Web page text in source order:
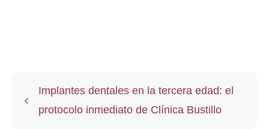
Implantes dentales en la tercera edad: el
protocolo inmediato de Clínica Bustillo